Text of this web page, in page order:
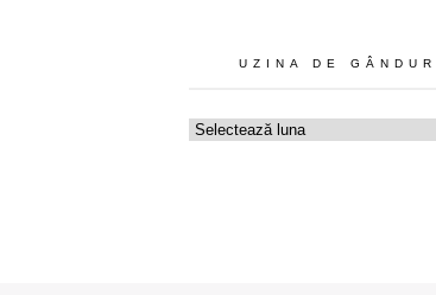
UZINA DE
Uzina